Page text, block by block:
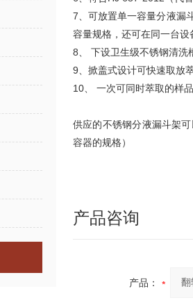
7、可放置单一容量分液漏
容量规格，还可在同一台
8、 下设卫生级不锈钢清洗
9、掀盖式设计可快速取放
10、 一次可同时萃取的样
供应的不锈钢分液漏斗架
容器的规格）
产品咨询
产品：